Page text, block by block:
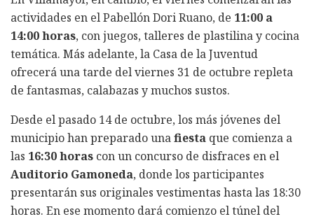
actividades en el Pabellón Dori Ruano, de 11:00 a
14:00 horas, con juegos, talleres de plastilina y cocina
temática. Más adelante, la Casa de la Juventud
ofrecerá una tarde del viernes 31 de octubre repleta
de fantasmas, calabazas y muchos sustos.
Desde el pasado 14 de octubre, los más jóvenes del
municipio han preparado unafiesta que comienza a
las 16:30 horas con un concurso de disfraces en el
Auditorio Gamoneda, donde los participantes
presentarán sus originales vestimentas hasta las 18:30
horas. En ese momento dará comienzo el túnel del